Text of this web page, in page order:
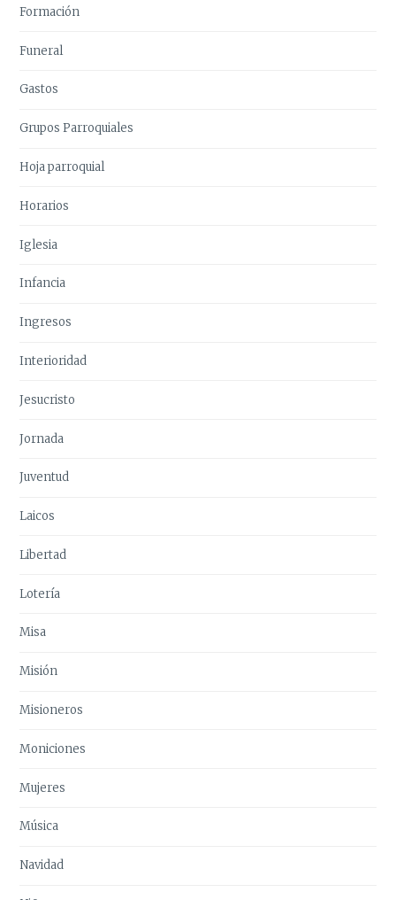
Formación
Funeral
Gastos
Grupos Parroquiales
Hoja parroquial
Horarios
Iglesia
Infancia
Ingresos
Interioridad
Jesucristo
Jornada
Juventud
Laicos
Libertad
Lotería
Misa
Misión
Misioneros
Moniciones
Mujeres
Música
Navidad